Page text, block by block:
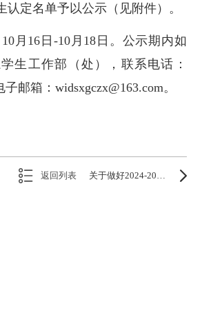
认定名单予以公示（见附件）。
0月16 日-10月18 日。公示期内如
生工作部（处），联系电话：
子邮箱：widsxgczx@163.com。
返回列表 关于做好2024-2025学年班主任的选聘和报备的通知